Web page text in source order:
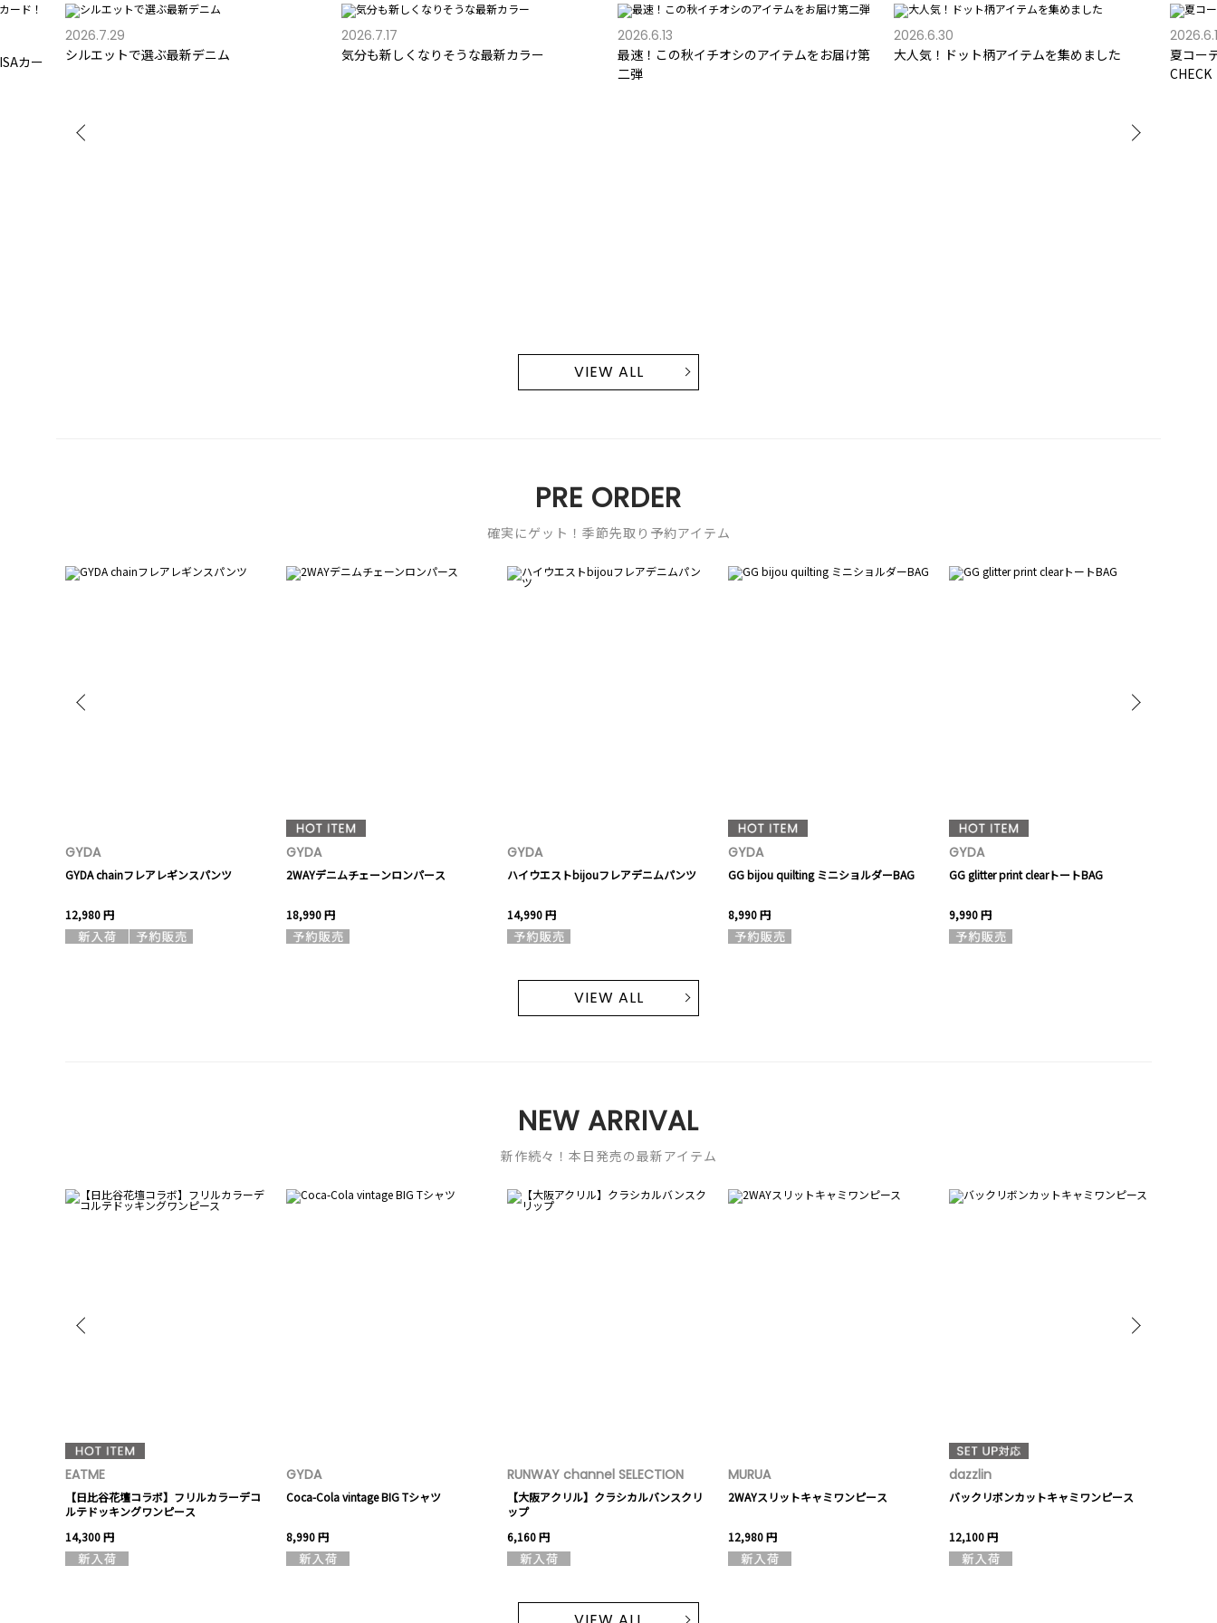
カー
2026.7.29
シルエットで選ぶ最新デニム
2026.7.17
気分も新しくなりそうな最新カラー
2026.6.13
最速！この秋イチオシのアイテムをお届け第
二弾
2026.6.30
大人気！ドット柄アイテムを集めました
夏コー
CHECK
VIEW ALL
PRE ORDER
確実にゲット！季節先取り予約アイテム
GYDA
GYDA chainフレアレギンスパンツ
12,980 円
GYDA
2WAYデニムチェーンロンパース
18,990 円
GYDA
ハイウエストbijouフレアデニムパンツ
14,990 円
GYDA
GG bijou quilting ミニショルダーBAG
8,990 円
GYDA
GG glitter print clearトートBAG
9,990 円
VIEW ALL
NEW ARRIVAL
新作続々！本日発売の最新アイテム
EATME
【日比谷花壇コラボ】フリルカラーデコ
ルテドッキングワンピース
14,300 円
GYDA
Coca-Cola vintage BIG Tシャツ
8,990 円
RUNWAY channel SELECTION
【大阪アクリル】クラシカルバンスクリ
ップ
6,160 円
MURUA
2WAYスリットキャミワンピース
12,980 円
dazzlin
バックリボンカットキャミワンピース
12,100 円